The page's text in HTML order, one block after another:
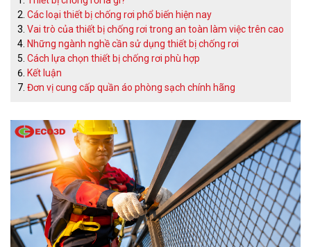
Các loại thiết bị chống rơi phổ biến hiện nay
Vai trò của thiết bị chống rơi trong an toàn làm việc trên cao
Những ngành nghề cần sử dụng thiết bị chống rơi
Cách lựa chọn thiết bị chống rơi phù hợp
Kết luận
Đơn vị cung cấp quần áo phòng sạch chính hãng